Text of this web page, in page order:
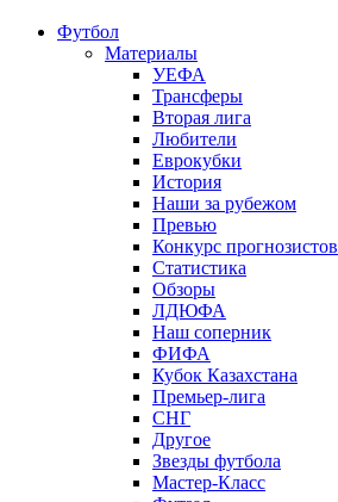
Футбол
Материалы
УЕФА
Трансферы
Вторая лига
Любители
Еврокубки
История
Наши за рубежом
Превью
Конкурс прогнозистов
Статистика
Обзоры
ЛДЮФА
Наш соперник
ФИФА
Кубок Казахстана
Премьер-лига
СНГ
Другое
Звезды футбола
Мастер-Класс